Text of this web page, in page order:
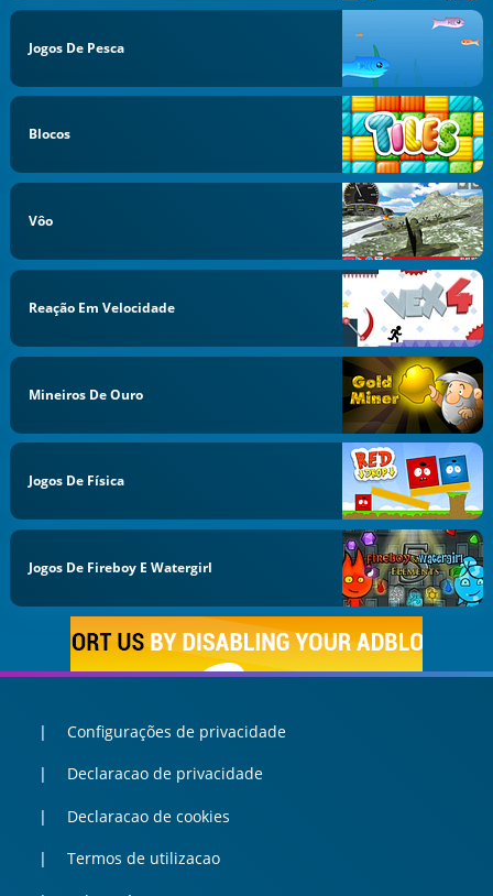
Jogos De Pesca
Blocos
Vôo
Reação Em Velocidade
Mineiros De Ouro
Jogos De Física
Jogos De Fireboy E Watergirl
Configurações de privacidade
Declaracao de privacidade
Declaracao de cookies
Termos de utilizacao